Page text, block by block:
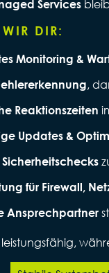
Services
DIR:
Monitoring &
,
Reaktionszeiten
Updates &
für Firewall,
Ansprechpartner
leistungsfähig,